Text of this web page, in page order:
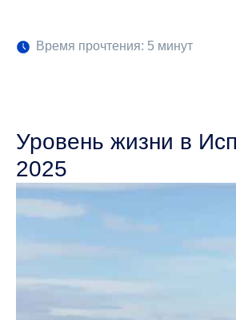
Время прочтения: 5 минут
Уровень жизни в
2025